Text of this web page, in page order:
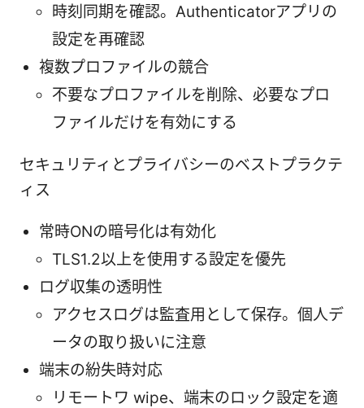
時刻同期を確認。Authenticatorアプリの
設定を再確認
複数プロファイルの競合
不要なプロファイルを削除、必要なプロ
ファイルだけを有効にする
セキュリティとプライバシーのベストプラクテ
ィス
常時ONの暗号化は有効化
TLS1.2以上を使用する設定を優先
ログ収集の透明性
アクセスログは監査用として保存。個人デ
ータの取り扱いに注意
端末の紛失時対応
リモートワ wipe、端末のロック設定を適